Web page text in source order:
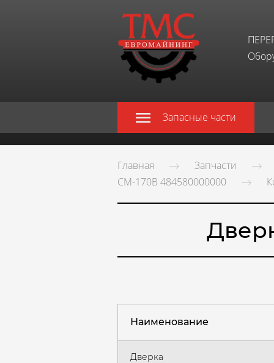
Запасные части
Главная
Запчасти
СМ-170В 484580000000
Наименование
Дверка